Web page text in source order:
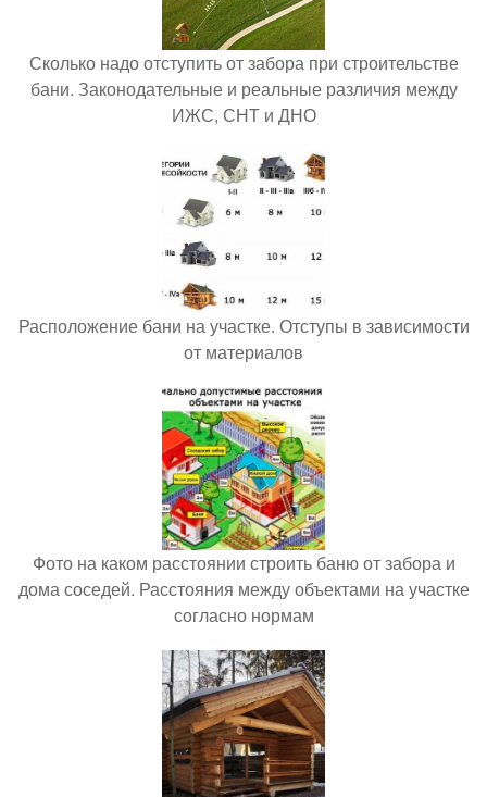
Сколько надо отступить от забора при строительстве
бани. Законодательные и реальные различия между
ИЖС, СНТ и ДНО
Расположение бани на участке. Отступы в зависимости
от материалов
Фото на каком расстоянии строить баню от забора и
дома соседей. Расстояния между объектами на участке
согласно нормам